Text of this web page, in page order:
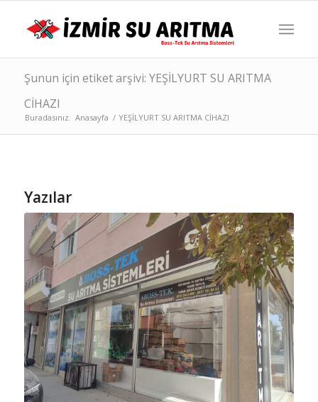
Şunun için etiket arşivi: YEŞİLYURT SU ARITMA
CİHAZI
Buradasınız: Anasayfa / YEŞİLYURT SU ARITMA CİHAZI
Yazılar